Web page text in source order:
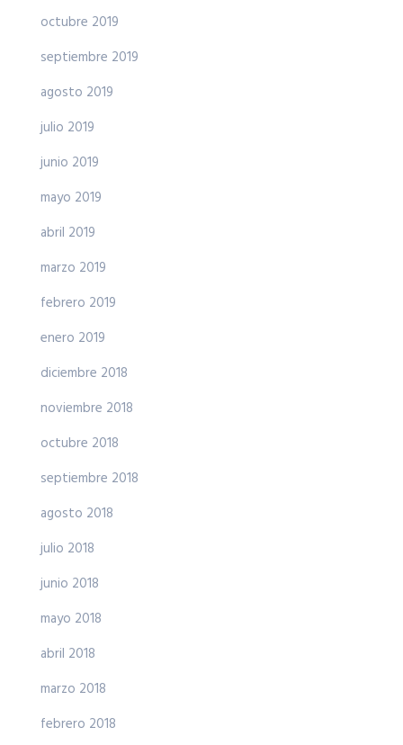
octubre 2019
septiembre 2019
agosto 2019
julio 2019
junio 2019
mayo 2019
abril 2019
marzo 2019
febrero 2019
enero 2019
diciembre 2018
noviembre 2018
octubre 2018
septiembre 2018
agosto 2018
julio 2018
junio 2018
mayo 2018
abril 2018
marzo 2018
febrero 2018